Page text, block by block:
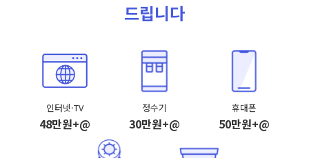
드립니다
인터넷·TV
48만원+@
정수기
30만원+@
휴대폰
50만원+@